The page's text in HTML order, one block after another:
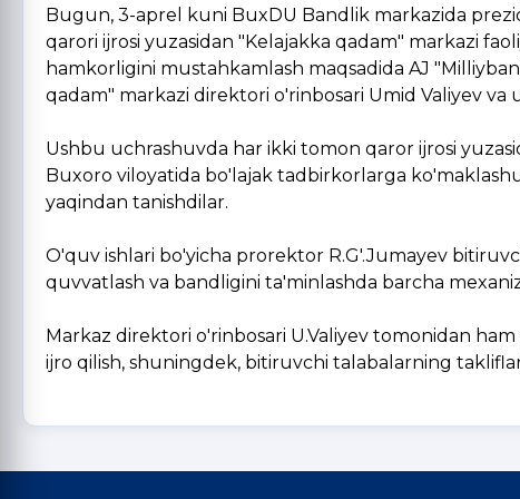
Bugun, 3-aprel kuni BuxDU Bandlik markazida
qarori ijrosi yuzasidan "Kelajakka qadam" markazi
hamkorligini mustahkamlash maqsadida AJ
qadam" markazi direktori o'rinbosari Umid Valiyev
Ushbu uchrashuvda har ikki tomon qaror ijrosi
Buxoro viloyatida bo'lajak tadbirkorlarga
yaqindan tanishdilar.
O'quv ishlari bo'yicha prorektor R.G'.Jumayev
quvvatlash va bandligini ta'minlashda barcha
Markaz direktori o'rinbosari U.Valiyev tomonidan
ijro qilish, shuningdek, bitiruvchi talabalarning